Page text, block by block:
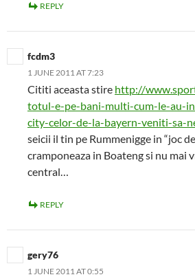
REPLY
fcdm3
1 JUNE 2011 AT 7:23
Cititi aceasta stire http://
totul-e-pe-bani-multi-cum-le-au-
city-celor-de-la-bayern-veniti-sa-
seicii il tin pe Rummenigge in “joc
cramponeaza in Boateng si nu mai
central…
REPLY
gery76
1 JUNE 2011 AT 0:55